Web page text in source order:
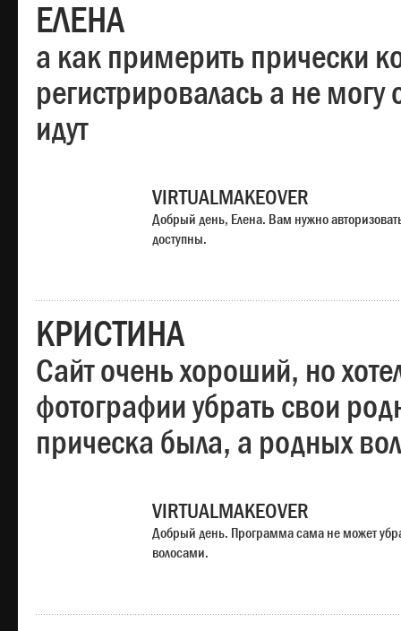
ЕЛЕНА
а как примерить прически
регистрировалась а не
идут
VIRTUALMAKEOVER
Добрый день, Елена. Вам нужно
доступны.
КРИСТИНА
Сайт очень хороший, но
фотографии убрать свои
прическа была, а родных
VIRTUALMAKEOVER
Добрый день. Программа сама не может
волосами.